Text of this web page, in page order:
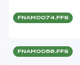
FNAM0074.FFS
FNAM0056.FFS